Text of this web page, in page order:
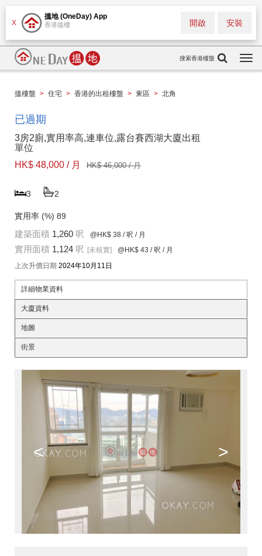
X
搵地 (OneDay) App
香港搵樓 安裝
開啟
搜索香港樓盤
搵樓盤 > 住宅 > 香港的出租樓盤 > 東區 > 北角
已過期
3房2廁,實用率高,連車位,露台賽西湖大廈出租
單位
HK$ 48,000 / 月
HK$ 46,000 / 月
3 2
實用率 (%) 89
建築面積 1,260 呎 @HK$ 38 / 呎 / 月
實用面積 1,124 呎 [未核實] @HK$ 43 / 呎 / 月
上次升價日期 2024年10月11日
詳細物業資料
大廈資料
地圖
街景
< >